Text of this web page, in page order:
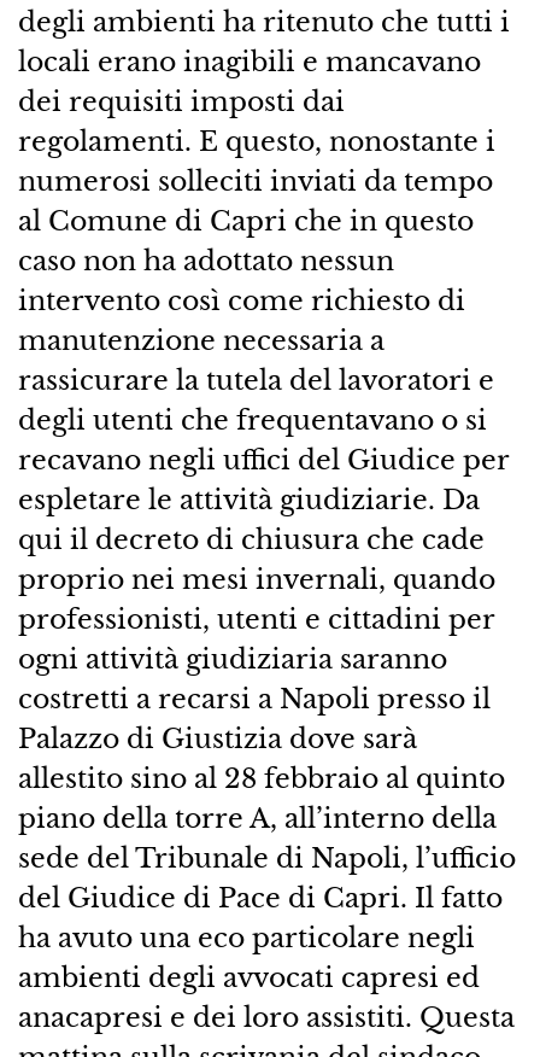
degli ambienti ha ritenuto che tutti i
locali erano inagibili e mancavano
dei requisiti imposti dai
regolamenti. E questo, nonostante i
numerosi solleciti inviati da tempo
al Comune di Capri che in questo
caso non ha adottato nessun
intervento così come richiesto di
manutenzione necessaria a
rassicurare la tutela del lavoratori e
degli utenti che frequentavano o si
recavano negli uffici del Giudice per
espletare le attività giudiziarie. Da
qui il decreto di chiusura che cade
proprio nei mesi invernali, quando
professionisti, utenti e cittadini per
ogni attività giudiziaria saranno
costretti a recarsi a Napoli presso il
Palazzo di Giustizia dove sarà
allestito sino al 28 febbraio al quinto
piano della torre A, all’interno della
sede del Tribunale di Napoli, l’ufficio
del Giudice di Pace di Capri. Il fatto
ha avuto una eco particolare negli
ambienti degli avvocati capresi ed
anacapresi e dei loro assistiti. Questa